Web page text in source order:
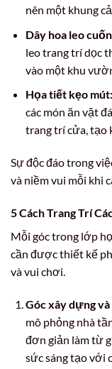
nên một khung
Dây hoa leo
leo trang trí dọc
vào một khu
Họa tiết kẹo mút:
các món ăn vặt
trang trí cửa, tạo
Sự độc đáo trong
và niềm vui mỗi khi
5 Cách Trang Trí
Mỗi góc trong lớp
cần được thiết kế
và vui chơi.
Góc xây dựng
mô phỏng nhà
đơn giản làm từ
sức sáng tạo với